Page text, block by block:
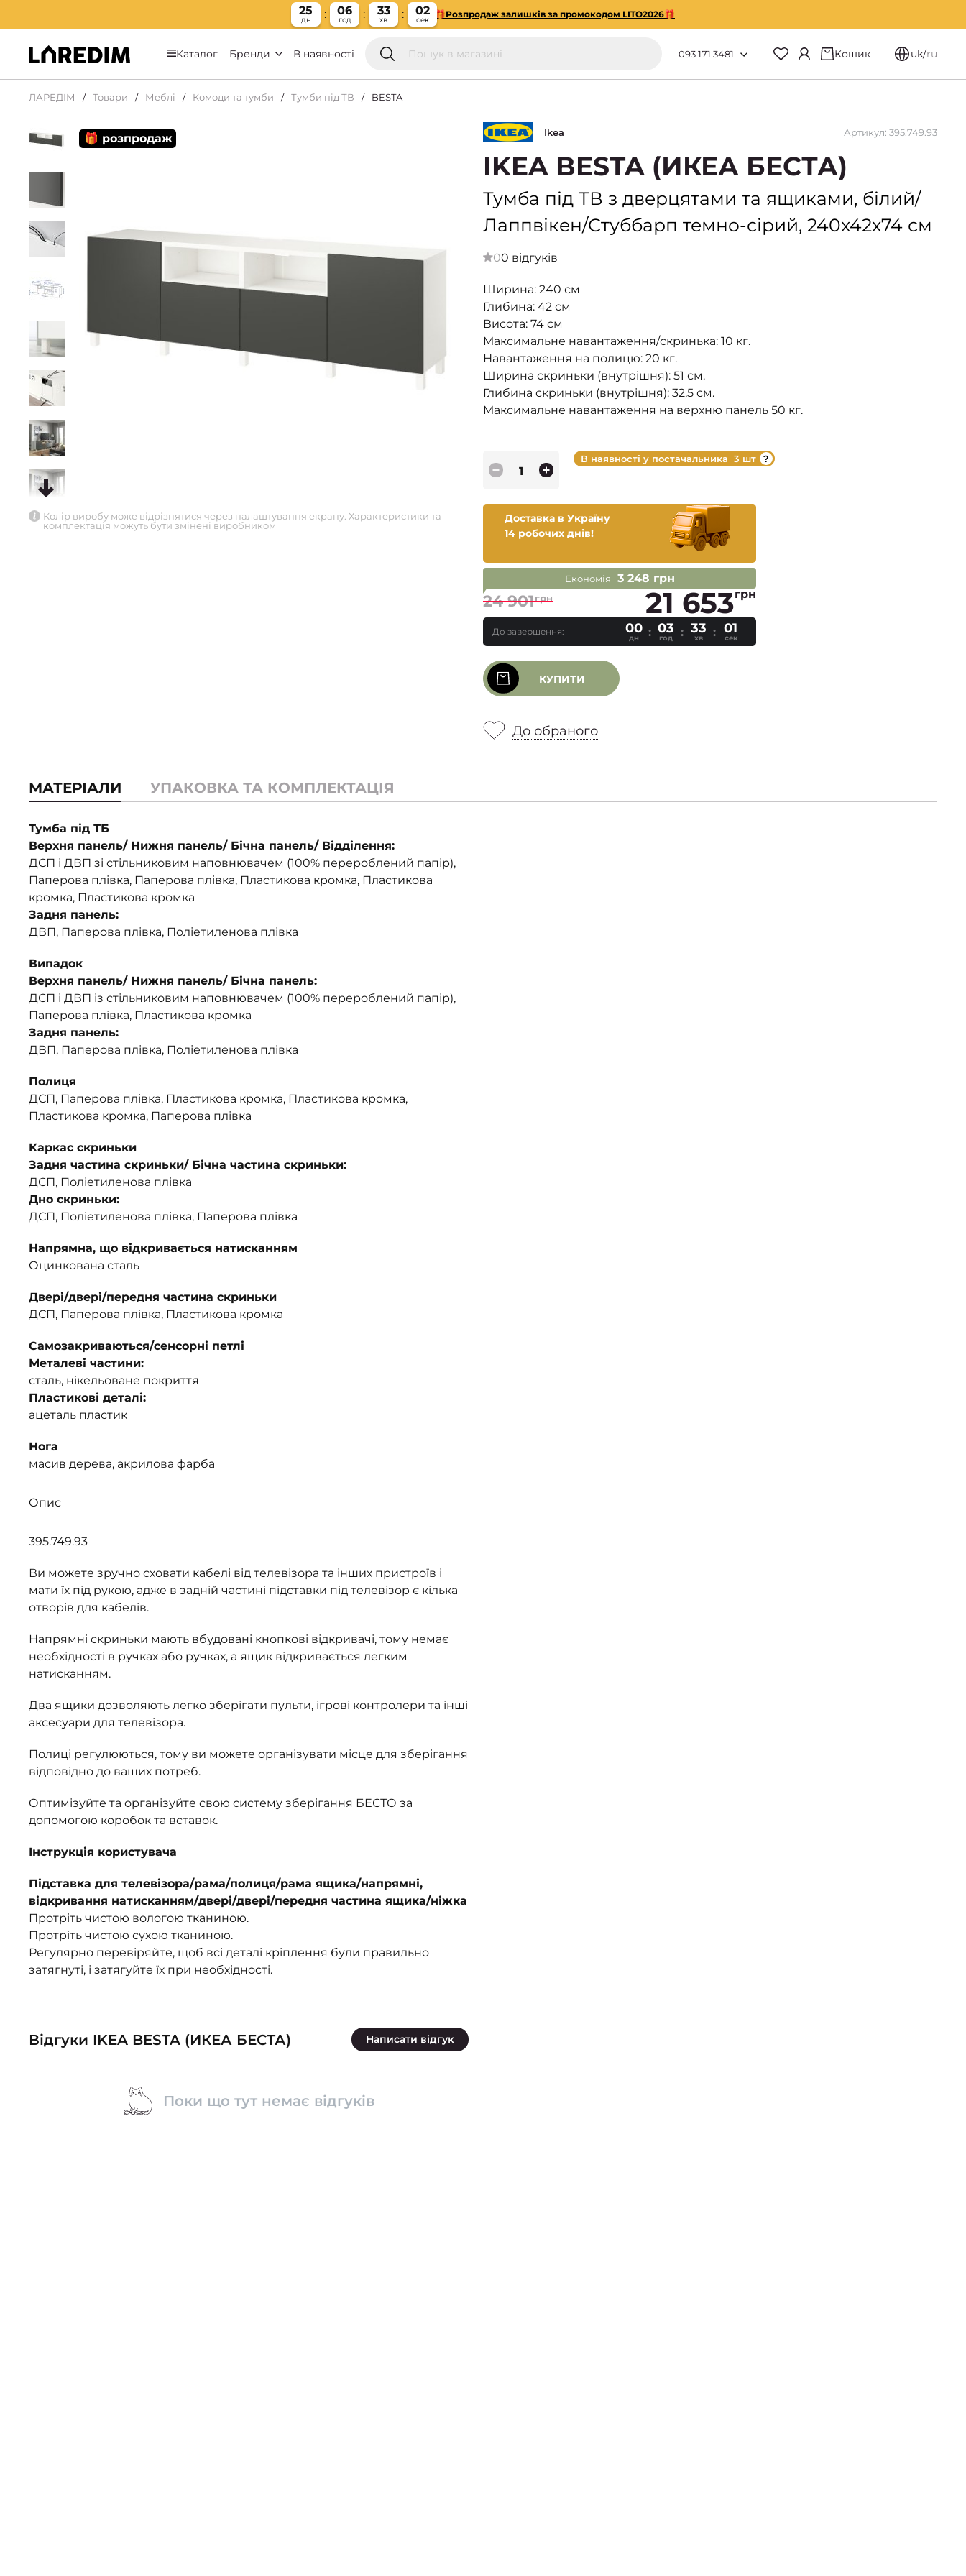
25
дн
06
год
33
хв
01
сек
🎁Розпродаж залишків за промокодом LITO2026🎁
Каталог Бренди В наявності 093 171 3481 Кошик uk/ru
ЛАРЕДІМ Товари Меблі Комоди та тумби Тумби під ТВ BESTA
🎁 розпродаж
Колір виробу може відрізнятися через налаштування екрану. Характеристики та
комплектація можуть бути змінені виробником
Ikea Артикул: 395.749.93
IKEA BESTA (ИКЕА БЕСТА)
Тумба під ТВ з дверцятами та ящиками, білий/
Лаппвікен/Стуббарп темно-сірий, 240x42x74 см
00 відгуків
Ширина: 240 см
Глибина: 42 см
Висота: 74 см
Максимальне навантаження/скринька: 10 кг.
Навантаження на полицю: 20 кг.
Ширина скриньки (внутрішня): 51 см.
Глибина скриньки (внутрішня): 32,5 см.
Максимальне навантаження на верхню панель 50 кг.
В наявності у постачальника 3 шт
Доставка в Україну
14 робочих днів!
Економія 3 248 грн
24 901грн 21 653грн
До завершення: 00
дн
03
год
33
хв
01
сек
КУПИТИ
До обраного
МАТЕРІАЛИ УПАКОВКА ТА КОМПЛЕКТАЦІЯ
Тумба під ТБ
Верхня панель/ Нижня панель/ Бічна панель/ Відділення:
ДСП і ДВП зі стільниковим наповнювачем (100% перероблений папір),
Паперова плівка, Паперова плівка, Пластикова кромка, Пластикова
кромка, Пластикова кромка
Задня панель:
ДВП, Паперова плівка, Поліетиленова плівка
Випадок
Верхня панель/ Нижня панель/ Бічна панель:
ДСП і ДВП із стільниковим наповнювачем (100% перероблений папір),
Паперова плівка, Пластикова кромка
Задня панель:
ДВП, Паперова плівка, Поліетиленова плівка
Полиця
ДСП, Паперова плівка, Пластикова кромка, Пластикова кромка,
Пластикова кромка, Паперова плівка
Каркас скриньки
Задня частина скриньки/ Бічна частина скриньки:
ДСП, Поліетиленова плівка
Дно скриньки:
ДСП, Поліетиленова плівка, Паперова плівка
Напрямна, що відкривається натисканням
Оцинкована сталь
Двері/двері/передня частина скриньки
ДСП, Паперова плівка, Пластикова кромка
Самозакриваються/сенсорні петлі
Металеві частини:
сталь, нікельоване покриття
Пластикові деталі:
ацеталь пластик
Нога
масив дерева, акрилова фарба
Опис
395.749.93
Ви можете зручно сховати кабелі від телевізора та інших пристроїв і
мати їх під рукою, адже в задній частині підставки під телевізор є кілька
отворів для кабелів.
Напрямні скриньки мають вбудовані кнопкові відкривачі, тому немає
необхідності в ручках або ручках, а ящик відкривається легким
натисканням.
Два ящики дозволяють легко зберігати пульти, ігрові контролери та інші
аксесуари для телевізора.
Полиці регулюються, тому ви можете організувати місце для зберігання
відповідно до ваших потреб.
Оптимізуйте та організуйте свою систему зберігання БЕСТО за
допомогою коробок та вставок.
Інструкція користувача
Підставка для телевізора/рама/полиця/рама ящика/напрямні,
відкривання натисканням/двері/двері/передня частина ящика/ніжка
Протріть чистою вологою тканиною.
Протріть чистою сухою тканиною.
Регулярно перевіряйте, щоб всі деталі кріплення були правильно
затягнуті, і затягуйте їх при необхідності.
Відгуки IKEA BESTA (ИКЕА БЕСТА) Написати відгук
Поки що тут немає відгуків